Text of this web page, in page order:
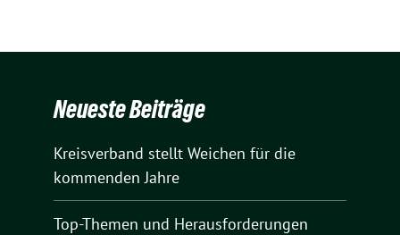
Neueste Beiträge
Kreisverband stellt Weichen für die
kommenden Jahre
Top-Themen und Herausforderungen